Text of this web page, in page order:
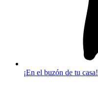
¡En el buzón de tu casa!